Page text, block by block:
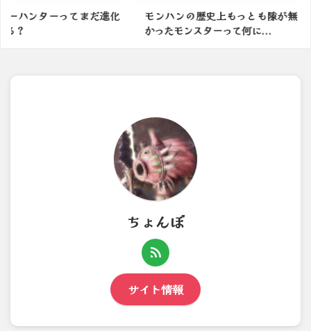
まだ進化
モンハンの歴史上もっとも隙が無
かったモンスターって何に...
モンハンワ
して里帰り
ちょんぼ
サイト情報